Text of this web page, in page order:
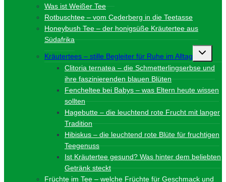
Was ist Weißer Tee
Rotbuschtee – vom Cederberg in die Teetasse
Honeybush Tee – der honigsüße Kräutertee aus
Südafrika
Kräutertees – stille Begleiter für Ruhe im Alltag
Clitoria ternatea – die Schmetterlingserbse und
ihre faszinierenden blauen Blüten
Fencheltee bei Babys – was Eltern heute wissen
sollten
Hagebutte – die leuchtend rote Frucht mit langer
Tradition
Hibiskus – die leuchtend rote Blüte für fruchtigen
Teegenuss
Ist Kräutertee gesund? Was hinter dem beliebten
Getränk steckt
Früchte im Tee – welche Früchte für Geschmack und